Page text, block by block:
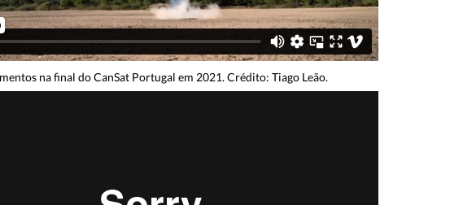
na final do CanSat Portugal em 2021. Crédito: Tiago Leão.